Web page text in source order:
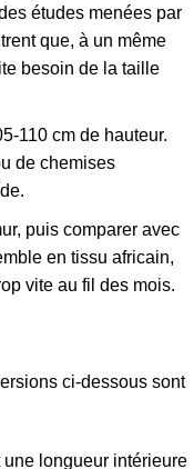
études menées par
que, à un même
besoin de la taille
110 cm de hauteur.
de chemises
puis comparer avec
en tissu africain,
vite au fil des mois.
ci-dessous sont
longueur intérieure